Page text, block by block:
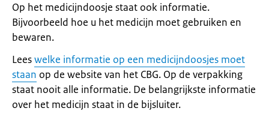
Op het medicijndoosje staat ook informatie.
Bijvoorbeeld hoe u het medicijn moet gebruiken en
bewaren.
Leeswelke informatie op een medicijndoosjes moet
staan op de website van het CBG. Op de verpakking
staat nooit alle informatie. De belangrijkste informatie
over het medicijn staat in de bijsluiter.